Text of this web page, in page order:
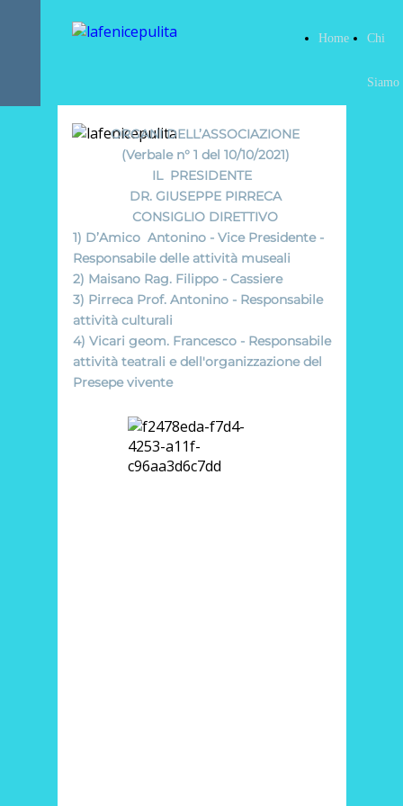
Home Chi
Siamo
ORGANI DELL’ASSOCIAZIONE
(Verbale n° 1 del 10/10/2021)
IL PRESIDENTE
DR. GIUSEPPE PIRRECA
CONSIGLIO DIRETTIVO
1) D’Amico Antonino - Vice Presidente -
Responsabile delle attività museali
2) Maisano Rag. Filippo - Cassiere
3) Pirreca Prof. Antonino - Responsabile
attività culturali
4) Vicari geom. Francesco - Responsabile
attività teatrali e dell'organizzazione del
Presepe vivente